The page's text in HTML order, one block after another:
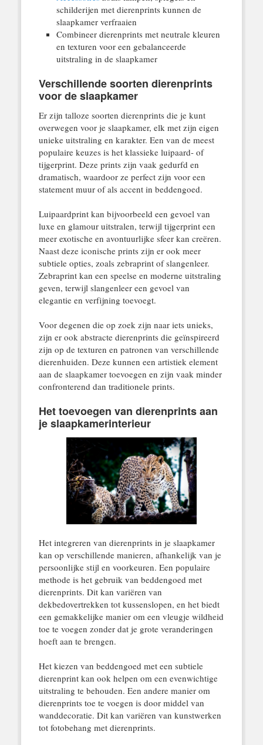
schilderijen met dierenprints kunnen de
slaapkamer verfraaien
Combineer dierenprints met neutrale kleuren
en texturen voor een gebalanceerde
uitstraling in de slaapkamer
Verschillende soorten dierenprints
voor de slaapkamer
Er zijn talloze soorten dierenprints die je kunt
overwegen voor je slaapkamer, elk met zijn eigen
unieke uitstraling en karakter. Een van de meest
populaire keuzes is het klassieke luipaard- of
tijgerprint. Deze prints zijn vaak gedurfd en
dramatisch, waardoor ze perfect zijn voor een
statement muur of als accent in beddengoed.
Luipaardprint kan bijvoorbeeld een gevoel van
luxe en glamour uitstralen, terwijl tijgerprint een
meer exotische en avontuurlijke sfeer kan creëren.
Naast deze iconische prints zijn er ook meer
subtiele opties, zoals zebraprint of slangenleer.
Zebraprint kan een speelse en moderne uitstraling
geven, terwijl slangenleer een gevoel van
elegantie en verfijning toevoegt.
Voor degenen die op zoek zijn naar iets unieks,
zijn er ook abstracte dierenprints die geïnspireerd
zijn op de texturen en patronen van verschillende
dierenhuiden. Deze kunnen een artistiek element
aan de slaapkamer toevoegen en zijn vaak minder
confronterend dan traditionele prints.
Het toevoegen van dierenprints aan
je slaapkamerinterieur
Het integreren van dierenprints in je slaapkamer
kan op verschillende manieren, afhankelijk van je
persoonlijke stijl en voorkeuren. Een populaire
methode is het gebruik van beddengoed met
dierenprints. Dit kan variëren van
dekbedovertrekken tot kussenslopen, en het biedt
een gemakkelijke manier om een vleugje wildheid
toe te voegen zonder dat je grote veranderingen
hoeft aan te brengen.
Het kiezen van beddengoed met een subtiele
dierenprint kan ook helpen om een evenwichtige
uitstraling te behouden. Een andere manier om
dierenprints toe te voegen is door middel van
wanddecoratie. Dit kan variëren van kunstwerken
tot fotobehang met dierenprints.